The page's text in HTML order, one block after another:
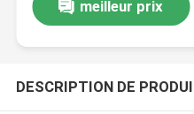
meilleur prix
DESCRIPTION DE